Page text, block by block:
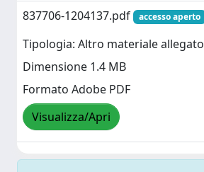
837706-1204137.pdf
accesso aperto
Tipologia: Altro materiale allegato
Dimensione 1.4 MB
Formato Adobe PDF
Visualizza/Apri